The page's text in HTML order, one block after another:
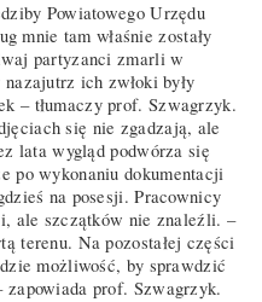
Powiatowego Urzędu
mnie tam właśnie zostały
partyzanci zmarli w
ich zwłoki były
– tłumaczy prof. Szwagrzyk.
się nie zgadzają, ale
lata wygląd podwórza się
po wykonaniu dokumentacji
na posesji. Pracownicy
ale szczątków nie znaleźli. –
terenu. Na pozostałej części
możliwość, by sprawdzić
prof. Szwagrzyk.